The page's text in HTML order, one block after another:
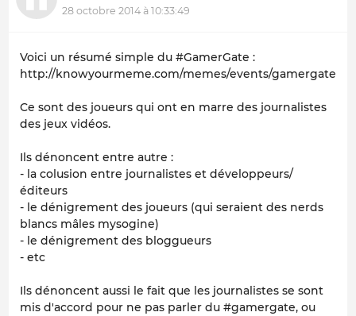
28 octobre 2014 à 10:33:49
Voici un résumé simple du #GamerGate :
http://knowyourmeme.com/memes/events/gamergate
Ce sont des joueurs qui ont en marre des journalistes
des jeux vidéos.
Ils dénoncent entre autre :
- la colusion entre journalistes et développeurs/
éditeurs
- le dénigrement des joueurs (qui seraient des nerds
blancs mâles mysogine)
- le dénigrement des bloggueurs
- etc
Ils dénoncent aussi le fait que les journalistes se sont
mis d'accord pour ne pas parler du #gamergate, ou